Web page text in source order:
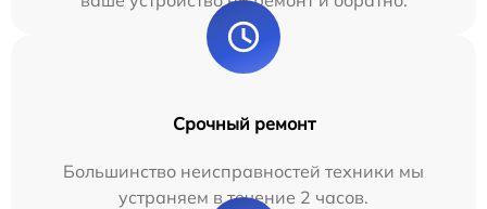
Срочный ремонт
Большинство неисправностей техники мы
устраняем в течение 2 часов.